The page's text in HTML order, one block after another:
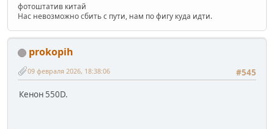
фотоштатив китай
Нас невозможно сбить с пути, нам по фигу куда идти.
prokopih
#545
09 февраля 2026, 18:38:06
Кенон 550D.